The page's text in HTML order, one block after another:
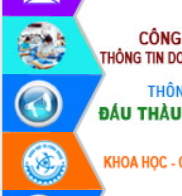
Hội thảo góp ý hồ sơ điều chỉnh quy
hoạch tỉnh Đắk Lắk thời kỳ 2021-2030,
tầm nhìn đến năm 2050
Nâng cao hiệu quả hoạt động của các
doanh nghiệp nhà nước
Hội nghị triển khai kết nối mạng
truyền số liệu chuyên dùng phục vụ cơ
quan Đảng, Nhà nước
Lễ phát động chuỗi hoạt động chung
tay làm sạch môi trường
Xã Ea Kar bước chuyển mình trong
công tác cải cách hành chính mô hình
mới
UBND tỉnh họp báo định kỳ tháng 4
năm 2026